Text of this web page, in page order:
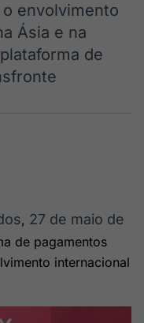
para
de
Broadcast
Datafeed
APIs para
integração de
de
e
Broadcast
Fundos
plataforma para
envolvimento
Ásia e na
de
, 27 de maio de
de pagamentos
internacional